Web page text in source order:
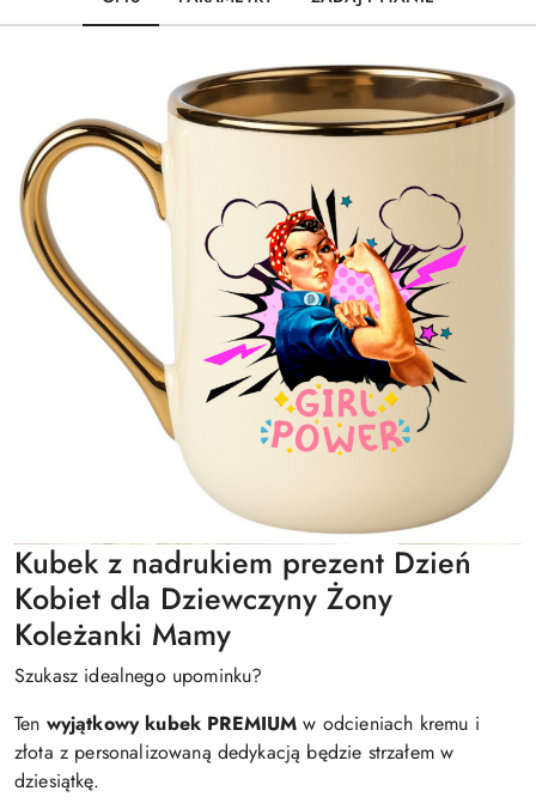
Kubek z nadrukiem prezent Dzień
Kobiet dla Dziewczyny Żony
Koleżanki Mamy
Szukasz idealnego upominku?
Ten wyjątkowy kubek PREMIUM w odcieniach kremu i
złota z personalizowaną dedykacją będzie strzałem w
dziesiątkę.